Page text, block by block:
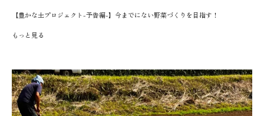
【豊かな土プロジェクト-予告編-】今までにない野菜づくりを目指す！
もっと見る